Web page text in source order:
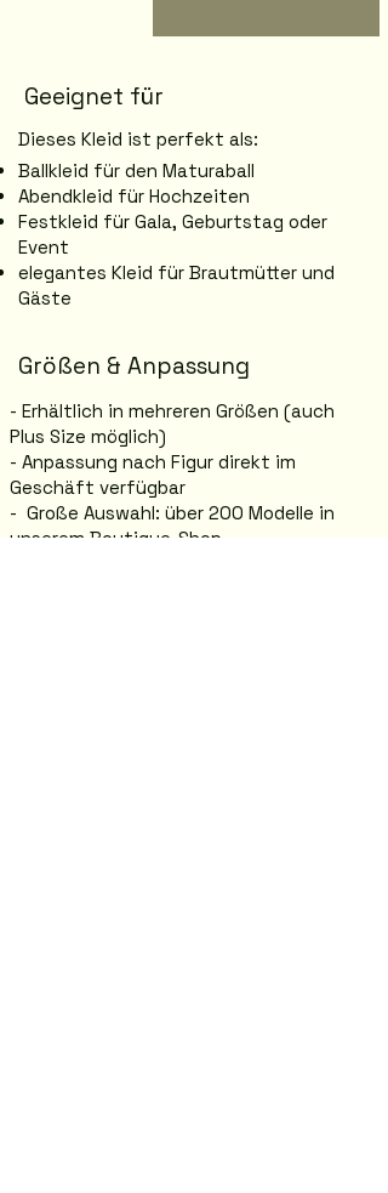
Geeignet für
Dieses Kleid ist perfekt als:
Ballkleid für den Maturaball
Abendkleid für Hochzeiten
Festkleid für Gala, Geburtstag oder
Event
elegantes Kleid für Brautmütter und
Gäste
Größen & Anpassung
- Erhältlich in mehreren Größen (auch
Plus Size möglich)
- Anpassung nach Figur direkt im
Geschäft verfügbar
- Große Auswahl: über 200 Modelle in
unserem Boutique-Shop